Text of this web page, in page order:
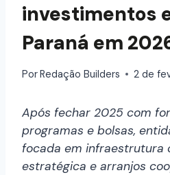
investimentos
Paraná em
PorRedação Builders 2 de
Após fechar 2025 com
programas e bolsas,
focada em infraestrutura
estratégica e arranjos